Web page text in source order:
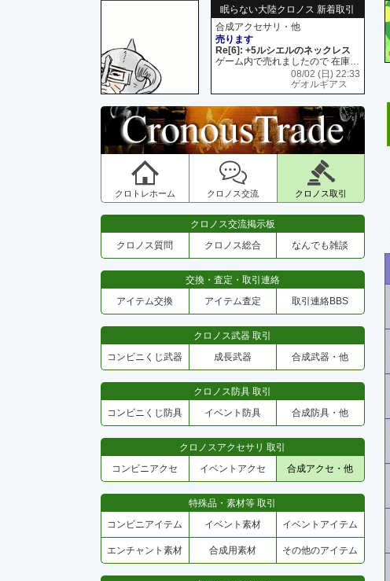
眠らない大陸クロノス 新着取引
合成アクセサリ・他
売ります
Re[6]: +5ルシエルのネックレス
ゲーム内で売れましたので 在庫がネク1 リング4 となります リングのお値段は80G といたします
08/02 (日) 22:33
ゲオルギアス
クロトレホーム クロノス交流 クロノス取引
クロノス交流掲示板
クロノス質問
クロノス総合 なんでも雑談
交換・査定・取引連絡
アイテム交換
アイテム査定 取引連絡BBS
クロノス武器 取引
コンビニくじ武器
成長武器 合成武器・他
クロノス防具 取引
コンビニくじ防具
イベント防具 合成防具・他
クロノスアクセサリ 取引
コンビニアクセ
イベントアクセ 合成アクセ・他
特殊品・素材等 取引
コンビニアイテム
イベント素材 イベントアイテム
エンチャント素材 合成用素材 その他のアイテム